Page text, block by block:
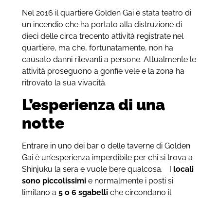
Nel 2016 il quartiere Golden Gai è stata teatro di
un incendio che ha portato alla distruzione di
dieci delle circa trecento attività registrate nel
quartiere, ma che, fortunatamente, non ha
causato danni rilevanti a persone. Attualmente le
attività proseguono a gonfie vele e la zona ha
ritrovato la sua vivacità.
L’esperienza di una
notte
Entrare in uno dei bar o delle taverne di Golden
Gai è un’esperienza imperdibile per chi si trova a
Shinjuku la sera e vuole bere qualcosa. I locali
sono piccolissimie normalmente i posti si
limitano a 5 o 6 sgabelliche circondano il